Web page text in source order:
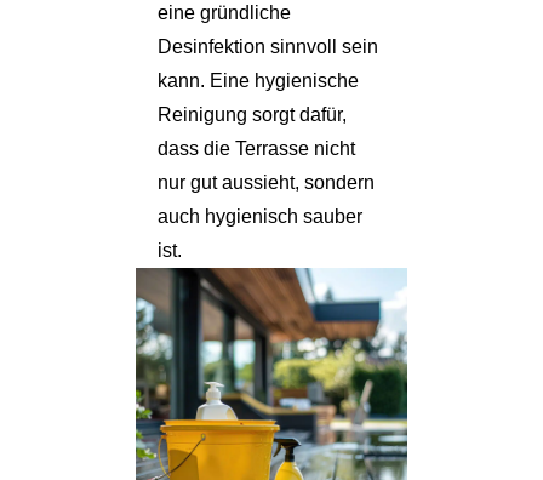
eine gründliche
Desinfektion sinnvoll sein
kann. Eine hygienische
Reinigung sorgt dafür,
dass die Terrasse nicht
nur gut aussieht, sondern
auch hygienisch sauber
ist.